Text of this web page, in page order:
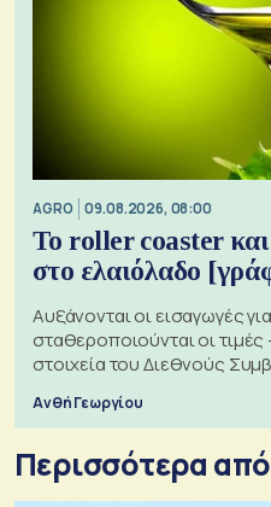
AGRO 09.08.2026, 08:00
Το roller coaster
στο ελαιόλαδο
Αυξάνονται οι εισαγωγές
σταθεροποιούνται οι τιμές
στοιχεία του Διεθνούς
Ανθή Γεωργίου
Περισσότερα